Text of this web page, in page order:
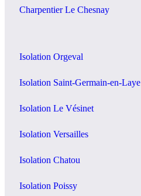
Charpentier Le Chesnay
Isolation Orgeval
Isolation Saint-Germain-en-Laye
Isolation Le Vésinet
Isolation Versailles
Isolation Chatou
Isolation Poissy